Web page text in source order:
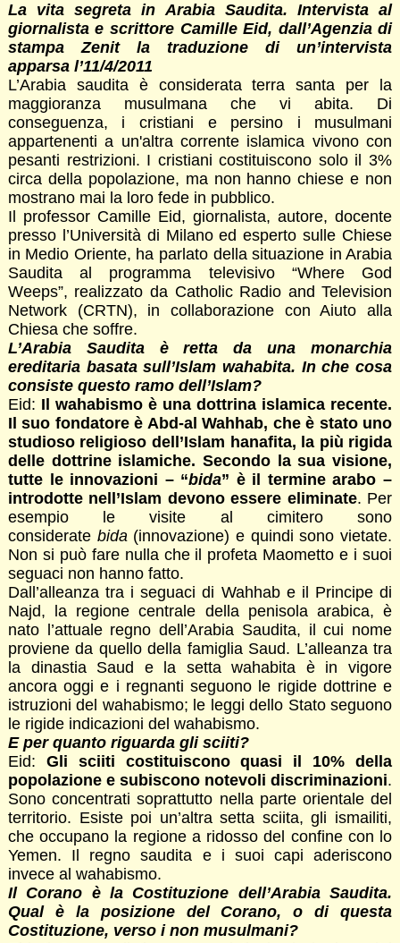
La vita segreta in Arabia Saudita. Intervista al
giornalista e scrittore Camille Eid, dall’Agenzia di
stampa Zenit la traduzione di un’intervista
apparsa l’11/4/2011
L’Arabia saudita è considerata terra santa per la
maggioranza musulmana che vi abita. Di
conseguenza, i cristiani e persino i musulmani
appartenenti a un'altra corrente islamica vivono con
pesanti restrizioni. I cristiani costituiscono solo il 3%
circa della popolazione, ma non hanno chiese e non
mostrano mai la loro fede in pubblico.
Il professor Camille Eid, giornalista, autore, docente
presso l’Università di Milano ed esperto sulle Chiese
in Medio Oriente, ha parlato della situazione in Arabia
Saudita al programma televisivo “Where God
Weeps”, realizzato da Catholic Radio and Television
Network (CRTN), in collaborazione con Aiuto alla
Chiesa che soffre.
L’Arabia Saudita è retta da una monarchia
ereditaria basata sull’Islam wahabita. In che cosa
consiste questo ramo dell’Islam?
Eid: Il wahabismo è una dottrina islamica recente.
Il suo fondatore è Abd-al Wahhab, che è stato uno
studioso religioso dell’Islam hanafita, la più rigida
delle dottrine islamiche. Secondo la sua visione,
tutte le innovazioni – “bida” è il termine arabo –
introdotte nell’Islam devono essere eliminate. Per
esempio le visite al cimitero sono
considerate bida(innovazione) e quindi sono vietate.
Non si può fare nulla che il profeta Maometto e i suoi
seguaci non hanno fatto.
Dall’alleanza tra i seguaci di Wahhab e il Principe di
Najd, la regione centrale della penisola arabica, è
nato l’attuale regno dell’Arabia Saudita, il cui nome
proviene da quello della famiglia Saud. L’alleanza tra
la dinastia Saud e la setta wahabita è in vigore
ancora oggi e i regnanti seguono le rigide dottrine e
istruzioni del wahabismo; le leggi dello Stato seguono
le rigide indicazioni del wahabismo.
E per quanto riguarda gli sciiti?
Eid: Gli sciiti costituiscono quasi il 10% della
popolazione e subiscono notevoli discriminazioni.
Sono concentrati soprattutto nella parte orientale del
territorio. Esiste poi un’altra setta sciita, gli ismailiti,
che occupano la regione a ridosso del confine con lo
Yemen. Il regno saudita e i suoi capi aderiscono
invece al wahabismo.
Il Corano è la Costituzione dell’Arabia Saudita.
Qual è la posizione del Corano, o di questa
Costituzione, verso i non musulmani?